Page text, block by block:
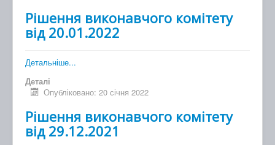
Рішення виконавчого комітету
від 20.01.2022
Детальніше...
Деталі
Опубліковано: 20 січня 2022
Рішення виконавчого комітету
від 29.12.2021